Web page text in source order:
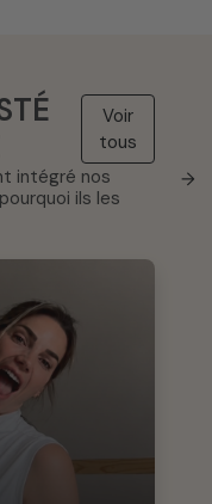
Voir
tous
→
intégré nos
ils les